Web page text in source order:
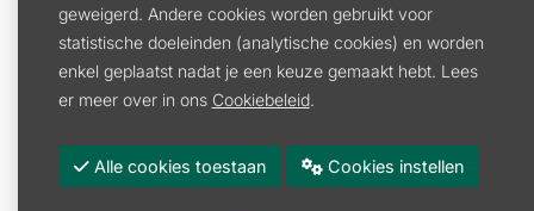
AGEALUBE CHAIN LUBE EAROSOL 400ML
geweigerd. Andere cookies worden gebruikt voor
statistische doeleinden (analytische cookies) en worden
enkel geplaatst nadat je een keuze gemaakt hebt. Lees
er meer over in ons Cookiebeleid.
Alle cookies toestaan Cookies instellen